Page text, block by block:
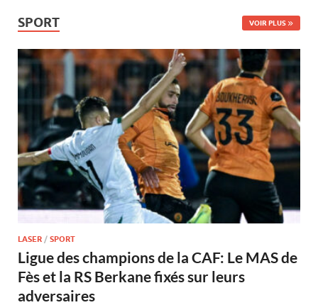
SPORT VOIR PLUS
LASER / SPORT
Ligue des champions de la CAF: Le MAS de
Fès et la RS Berkane fixés sur leurs
adversaires